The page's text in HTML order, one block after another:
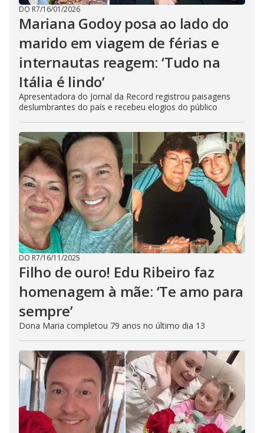
DO R7/16/01/2026
Mariana Godoy posa ao lado do
marido em viagem de férias e
internautas reagem: ‘Tudo na
Itália é lindo’
Apresentadora do Jornal da Record registrou paisagens
deslumbrantes do país e recebeu elogios do público
DO R7/16/11/2025
Filho de ouro! Edu Ribeiro faz
homenagem à mãe: ‘Te amo para
sempre’
Dona Maria completou 79 anos no último dia 13